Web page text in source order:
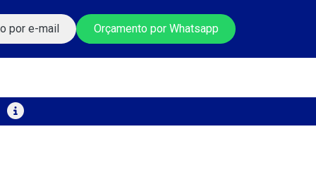
por e-mail Orçamento por Whatsapp